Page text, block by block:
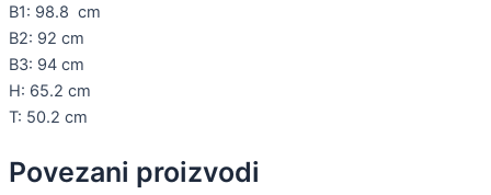
B1: 98.8 cm
B2: 92 cm
B3: 94 cm
H: 65.2 cm
T: 50.2 cm
Povezani proizvodi